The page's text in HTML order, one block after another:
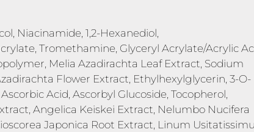
Niacinamide, 1,2-Hexanediol,
Tromethamine, Glyceryl Acrylate/Acrylic
Melia Azadirachta Leaf Extract, Sodium
Flower Extract, Ethylhexylglycerin, 3-O-
Acid, Ascorbyl Glucoside, Tocopherol,
Angelica Keiskei Extract, Nelumbo Nucifera
Japonica Root Extract, Linum